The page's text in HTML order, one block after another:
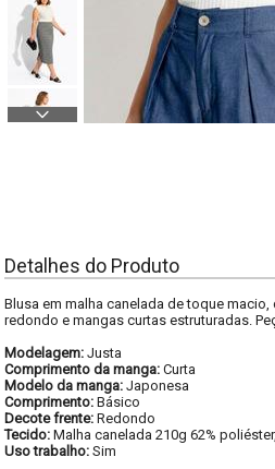
Detalhes do Produto
Blusa em malha canelada de toque
redondo e mangas curtas estruturadas.
Modelagem: Justa
Comprimento da manga: Curta
Modelo da manga: Japonesa
Comprimento: Básico
Decote frente: Redondo
Tecido: Malha canelada 210g 62%
Uso trabalho: Sim